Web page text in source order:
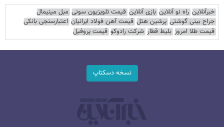
خبرآنلاین راه نو آنلاین بازی آنلاین قیمت تلویزیون سونی مبل مینیمال
جراح بینی گوشتی پرشین هتل قیمت آهن فولاد ایرانیان اعتبارسنجی بانکی
قیمت طلا امروز بلیط قطار شرکت رادوکو قیمت پروفیل
نسخه دسکتاپ